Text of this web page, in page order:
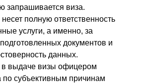
запрашивается виза.
полную ответственность
услуги, а именно, за
документов и
данных.
в выдаче визы офицером
по субъективным причинам